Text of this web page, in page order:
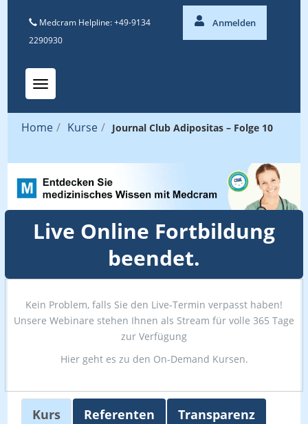
Medcram Helpline: +49-9134
2290930
Anmelden
Toggle navigation
Home / Kurse / Journal Club Adipositas – Folge 10
Live Online Fortbildung
beendet.
Kein Problem, falls Sie den Live-Termin verpasst haben!
Unsere Webinare stehen Ihnen als Stream für volle 365 Tage
zur Verfügung
Hier geht es zu den On-Demand Kursen.
Kurs Referenten Transparenz